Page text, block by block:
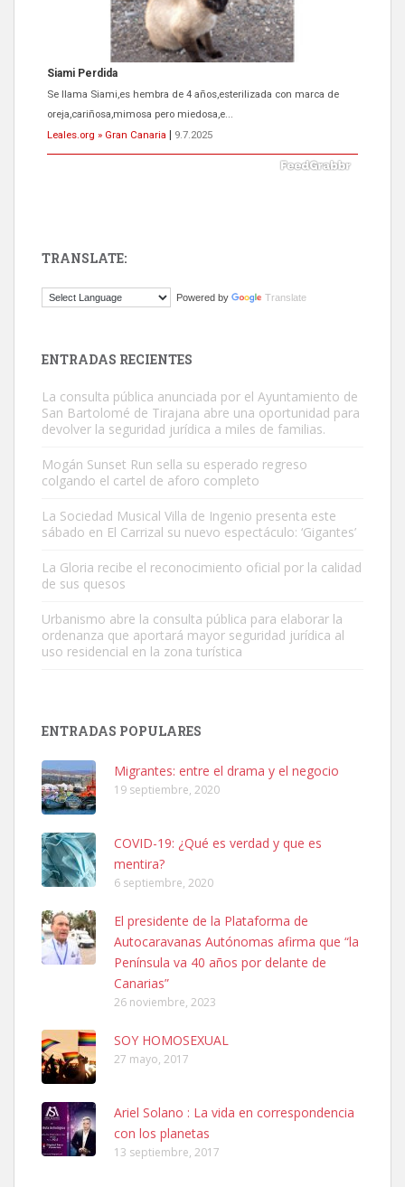
Siami Perdida
Se llama Siami,es hembra de 4 años,esterilizada con marca de
oreja,cariñosa,mimosa pero miedosa,e...
Leales.org » Gran Canaria
9.7.2025
El ayuntamiento se va a llevar a Los Gatos callejeros de la zona los
Gato manso encontrado
Este gato macho ha aparecido en la calle hace menos de un mes,
es muy manso y extremadamente cari...
Leales.org » Gran Canaria
SHIBA PERDIDO AVDA JOSE MESA Y LOPEZ
PERRO MACHO RAZA SHIBA CON MICROCHIP PERDIDO HOY
06/07/2025 ZONA MESA Y LOPEZ. ES MUY ASUSTADIZO
Leales.org » Gran Canaria
6.7.2025
Ninfa perdida
El día 5 se los perdió una ninfa papillera, asustada tiene miedo a la
calle, se perdió por la zon...
TRANSLATE:
Powered by Translate
ENTRADAS RECIENTES
La consulta pública anunciada por el Ayuntamiento de
San Bartolomé de Tirajana abre una oportunidad para
devolver la seguridad jurídica a miles de familias.
Mogán Sunset Run sella su esperado regreso
colgando el cartel de aforo completo
La Sociedad Musical Villa de Ingenio presenta este
sábado en El Carrizal su nuevo espectáculo: ‘Gigantes’
La Gloria recibe el reconocimiento oficial por la calidad
de sus quesos
Urbanismo abre la consulta pública para elaborar la
ordenanza que aportará mayor seguridad jurídica al
uso residencial en la zona turística
ENTRADAS POPULARES
Migrantes: entre el drama y el negocio
19 septiembre, 2020
COVID-19: ¿Qué es verdad y que es
mentira?
6 septiembre, 2020
El presidente de la Plataforma de
Autocaravanas Autónomas afirma que “la
Península va 40 años por delante de
Canarias”
26 noviembre, 2023
SOY HOMOSEXUAL
27 mayo, 2017
Ariel Solano : La vida en correspondencia
con los planetas
13 septiembre, 2017